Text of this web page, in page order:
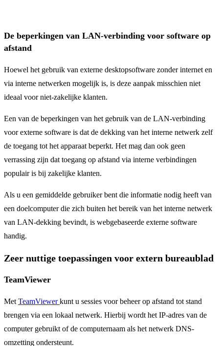
De beperkingen van LAN-verbinding voor software op
afstand
Hoewel het gebruik van externe desktopsoftware zonder internet en
via interne netwerken mogelijk is, is deze aanpak misschien niet
ideaal voor niet-zakelijke klanten.
Een van de beperkingen van het gebruik van de LAN-verbinding
voor externe software is dat de dekking van het interne netwerk zelf
de toegang tot het apparaat beperkt. Het mag dan ook geen
verrassing zijn dat toegang op afstand via interne verbindingen
populair is bij zakelijke klanten.
Als u een gemiddelde gebruiker bent die informatie nodig heeft van
een doelcomputer die zich buiten het bereik van het interne netwerk
van LAN-dekking bevindt, is webgebaseerde externe software
handig.
Zeer nuttige toepassingen voor extern bureaublad
TeamViewer
Met TeamViewerkunt u sessies voor beheer op afstand tot stand
brengen via een lokaal netwerk. Hierbij wordt het IP-adres van de
computer gebruikt of de computernaam als het netwerk DNS-
omzetting ondersteunt.